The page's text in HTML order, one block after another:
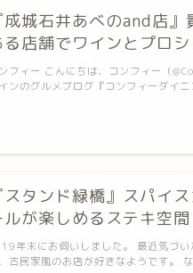
成城石井あべのand店』
店舗でワインとプロシ
フィー こんにちは、コンフィー（
ンのグルメブログ『コンフィーダイ
スタンド緑橋』スパイ
ルが楽しめるステキ空間
年末にお伺いしました。 最近気づ
古民家風のお店が好きなようです。